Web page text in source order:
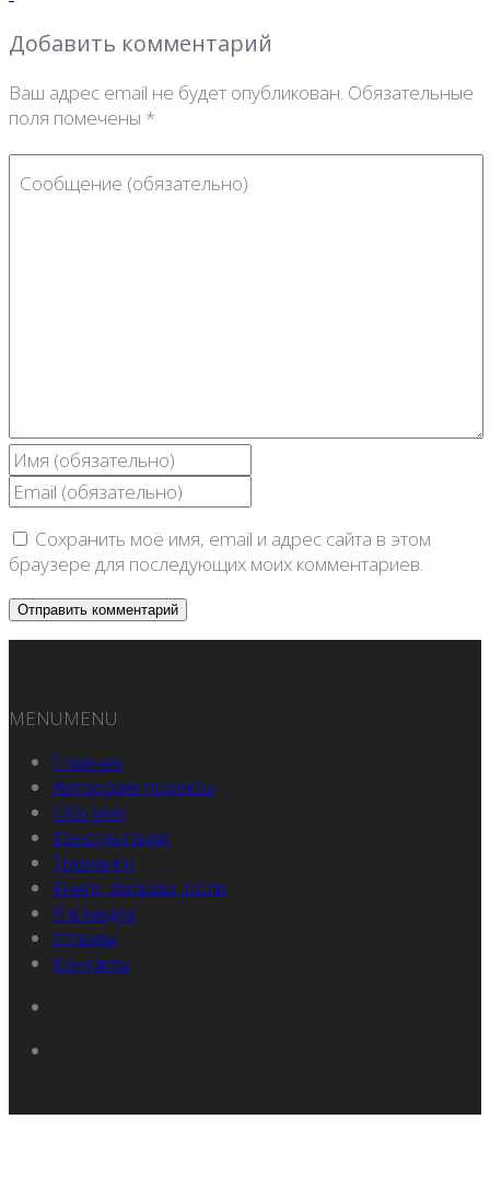
Добавить комментарий
Ваш адрес email не будет опубликован. Обязательные
поля помечены *
Сохранить моё имя, email и адрес сайта в этом
браузере для последующих моих комментариев.
MENUMENU
Главная
Авторские проекты
Обо мне
Консультации
Тренинги
Книги, фильмы, роли
Я в медиа
Отзывы
Контакты